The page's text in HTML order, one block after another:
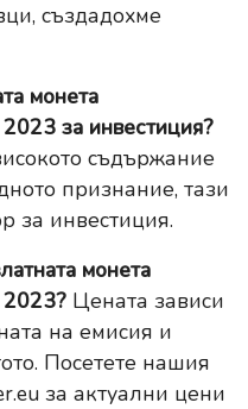
създадохме
монета
за инвестиция?
съдържание
признание, тази
за инвестиция.
монета
2023? Цената зависи
на емисия и
Посетете нашия
за актуални цени